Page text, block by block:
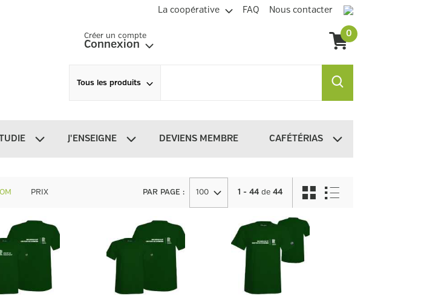
La coopérative FAQ Nous contacter
Créer un compte
Connexion
0
Tous les produits
J'ENSEIGNE DEVIENS MEMBRE CAFÉTÉRIAS
PRIX PAR PAGE : 100 1 - 44 de 44